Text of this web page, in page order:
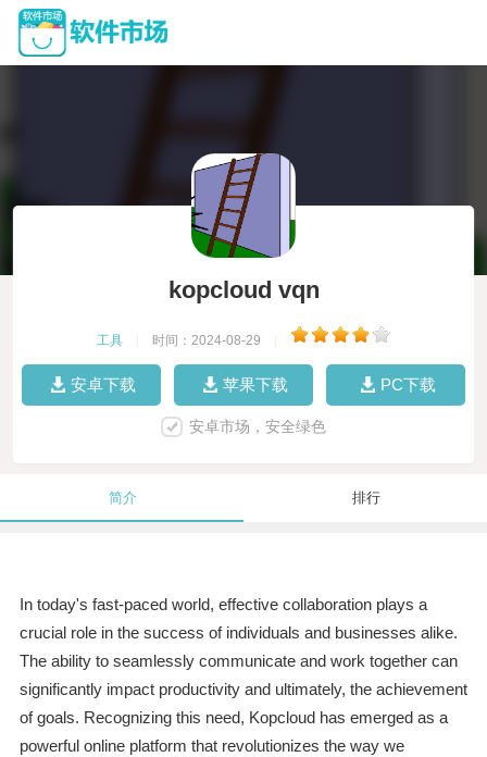
kopcloud vqn
工具 时间：2024-08-29
安卓下载 苹果下载 PC下载
安卓市场，安全绿色
简介 排行
In today's fast-paced world, effective collaboration plays a
crucial role in the success of individuals and businesses alike.
The ability to seamlessly communicate and work together can
significantly impact productivity and ultimately, the achievement
of goals. Recognizing this need, Kopcloud has emerged as a
powerful online platform that revolutionizes the way we